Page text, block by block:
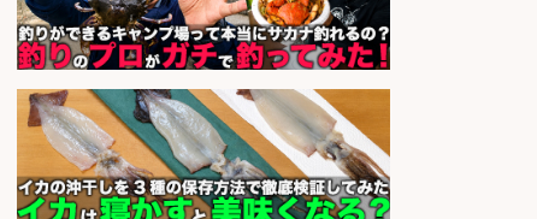
釣り好き必見「釣具の設計開
発」/DAIWA公認製品/年休117日
会社名
ッツ
sponsored by 求人ボックス
和食, 居酒屋/キッチンスタッフ/天草